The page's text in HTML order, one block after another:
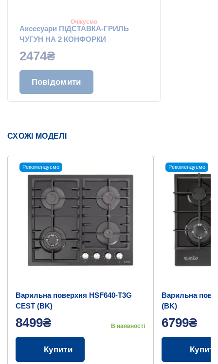
Очікуємо
Аксесуари ПІДСТАВКА-ГРИЛЬ
ЧУГУН НА 2 КОНФОРКИ
2474₴
Повідомити
СХОЖІ МОДЕЛІ
Рекомендуємо
Варильна поверхня HSF640-T3G
CEST (BK)
8499₴ В наявності
Купити
Рекомендуємо
Варильна
(BK)
6799₴
Купити